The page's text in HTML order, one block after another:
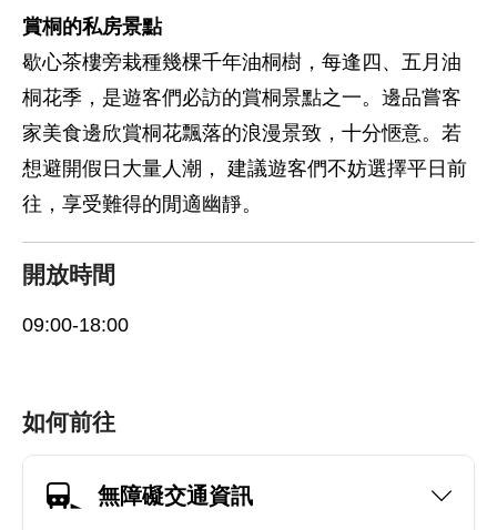
賞桐的私房景點
歇心茶樓旁栽種幾棵千年油桐樹，每逢四、五月油
桐花季，是遊客們必訪的賞桐景點之一。邊品嘗客
家美食邊欣賞桐花飄落的浪漫景致，十分愜意。若
想避開假日大量人潮， 建議遊客們不妨選擇平日前
往，享受難得的閒適幽靜。
開放時間
09:00-18:00
如何前往
無障礙交通資訊